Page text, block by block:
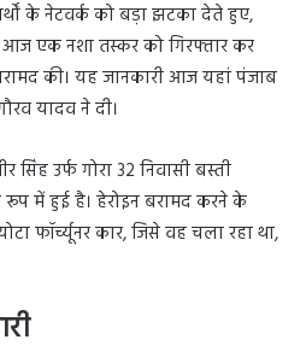
के नेटवर्क को बड़ा झटका देते हुए,
एक नशा तस्कर को गिरफ्तार कर
की। यह जानकारी आज यहां पंजाब
यादव ने दी।
सिंह उर्फ गोरा 32 निवासी बस्ती
में हुई है। हेरोइन बरामद करने के
फॉर्च्यूनर कार, जिसे वह चला रहा था,